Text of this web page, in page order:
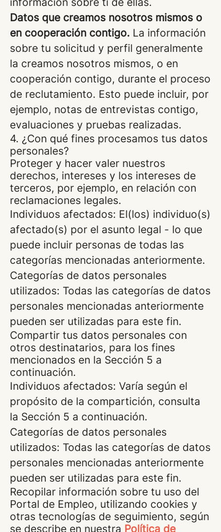
Datos que creamos nosotros mismos o
en cooperación contigo. La información
sobre tu solicitud y perfil generalmente
la creamos nosotros mismos, o en
cooperación contigo, durante el proceso
de reclutamiento. Esto puede incluir, por
ejemplo, notas de entrevistas contigo,
evaluaciones y pruebas realizadas.
4. ¿Con qué fines procesamos tus datos
personales?
Proteger y hacer valer nuestros
derechos, intereses y los intereses de
terceros, por ejemplo, en relación con
reclamaciones legales.
Individuos afectados: El(los) individuo(s)
afectado(s) por el asunto legal - lo que
puede incluir personas de todas las
categorías mencionadas anteriormente.
Categorías de datos personales
utilizados: Todas las categorías de datos
personales mencionadas anteriormente
pueden ser utilizadas para este fin.
Compartir tus datos personales con
otros destinatarios, para los fines
mencionados en la Sección 5 a
continuación.
Individuos afectados: Varía según el
propósito de la compartición, consulta
la Sección 5 a continuación.
Categorías de datos personales
utilizados: Todas las categorías de datos
personales mencionadas anteriormente
pueden ser utilizadas para este fin.
Recopilar información sobre tu uso del
Portal de Empleo, utilizando cookies y
otras tecnologías de seguimiento, según
se describe en nuestra Política de